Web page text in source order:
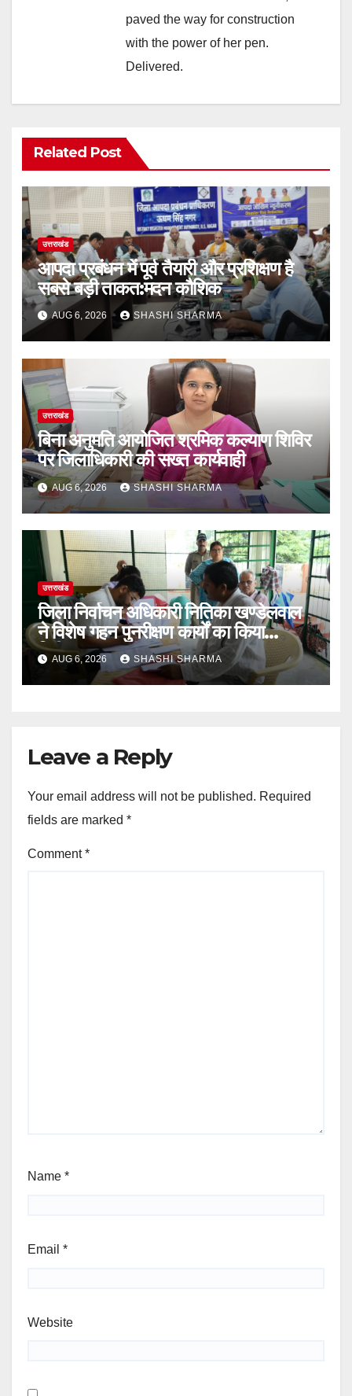
paved the way for construction
with the power of her pen.
Delivered.
Related Post
उत्तराखंड
आपदा प्रबंधन में पूर्व तैयारी और प्रशिक्षण है
सबसे बड़ी ताकत:मदन कौशिक
AUG 6, 2026 SHASHI SHARMA
उत्तराखंड
बिना अनुमति आयोजित श्रमिक कल्याण शिविर
पर जिलाधिकारी की सख्त कार्यवाही
AUG 6, 2026 SHASHI SHARMA
उत्तराखंड
‎जिला निर्वाचन अधिकारी नितिका खण्डेलवाल
ने विशेष गहन पुनरीक्षण कार्यों का किया
निरीक्षण
AUG 6, 2026 SHASHI SHARMA
Leave a Reply
Your email address will not be published. Required
fields are marked *
Comment*
Name *
Email *
Website